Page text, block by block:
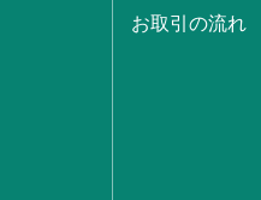
お取引の流れ